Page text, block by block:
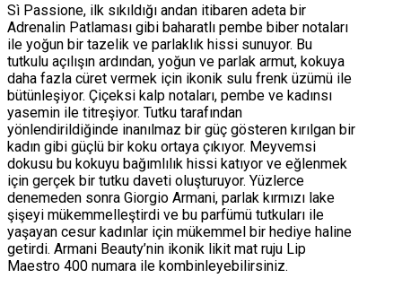
Sì Passione, ilk sıkıldığı andan itibaren adeta bir
Adrenalin Patlaması gibi baharatlı pembe biber notaları
ile yoğun bir tazelik ve parlaklık hissi sunuyor. Bu
tutkulu açılışın ardından, yoğun ve parlak armut, kokuya
daha fazla cüret vermek için ikonik sulu frenk üzümü ile
bütünleşiyor. Çiçeksi kalp notaları, pembe ve kadınsı
yasemin ile titreşiyor. Tutku tarafından
yönlendirildiğinde inanılmaz bir güç gösteren kırılgan bir
kadın gibi güçlü bir koku ortaya çıkıyor. Meyvemsi
dokusu bu kokuyu bağımlılık hissi katıyor ve eğlenmek
için gerçek bir tutku daveti oluşturuyor. Yüzlerce
denemeden sonra Giorgio Armani, parlak kırmızı lake
şişeyi mükemmelleştirdi ve bu parfümü tutkuları ile
yaşayan cesur kadınlar için mükemmel bir hediye haline
getirdi. Armani Beauty’nin ikonik likit mat ruju Lip
Maestro 400 numara ile kombinleyebilirsiniz.